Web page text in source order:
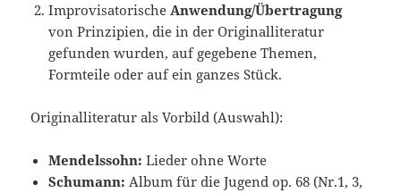
ImprovisatorischeAnwendung/Übertragung
von Prinzipien, die in der Originalliteratur
gefunden wurden, auf gegebene Themen,
Formteile oder auf ein ganzes Stück.
Originalliteratur als Vorbild (Auswahl):
Mendelssohn: Lieder ohne Worte
Schumann: Album für die Jugend op. 68 (Nr.1, 3,